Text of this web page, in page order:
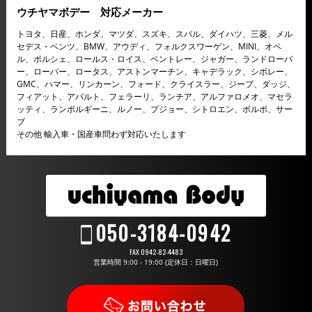
ショック！&...
ウチヤマボデー 対応メーカー
トヨタ、日産、ホンダ、マツダ、スズキ、スバル、ダイハツ、三菱、メル
セデス・ベンツ、BMW、アウディ、フォルクスワーゲン、MINI、オペ
ル、ポルシェ、ロールス・ロイス、ベントレー、ジャガー、ランドローバ
ー、ローバー、ロータス、アストンマーチン、キャデラック、シボレー、
GMC、ハマー、リンカーン、フォード、クライスラー、ジープ、ダッジ、
フィアット、アバルト、フェラーリ、ランチア、アルファロメオ、マセラ
ッティ、ランボルギーニ、ルノー、プジョー、シトロエン、ボルボ、サー
ブ
その他 輸入車・国産車問わず対応いたします
050-3184-0942
FAX 0942-82-4483
営業時間 9:00 - 19:00 (定休日：日曜日)